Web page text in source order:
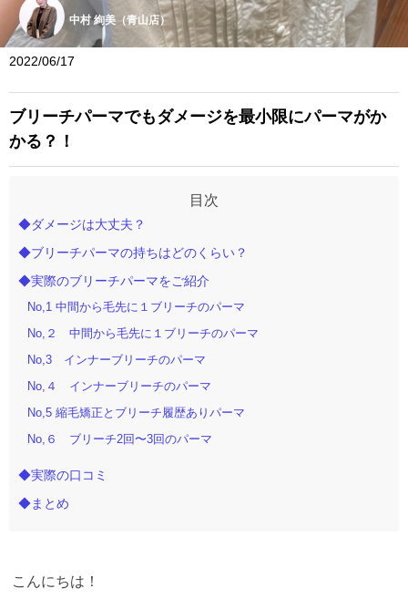
中村 絢美（青山店）
2022/06/17
ブリーチパーマでもダメージを最小限にパーマがか
かる？！
◆ダメージは大丈夫？
◆ブリーチパーマの持ちはどのくらい？
◆実際のブリーチパーマをご紹介
No,1 中間から毛先に１ブリーチのパーマ
No,２ 中間から毛先に１ブリーチのパーマ
No,3 インナーブリーチのパーマ
No,４ インナーブリーチのパーマ
No,5 縮毛矯正とブリーチ履歴ありパーマ
No,６ ブリーチ2回〜3回のパーマ
◆実際の口コミ
◆まとめ
こんにちは！